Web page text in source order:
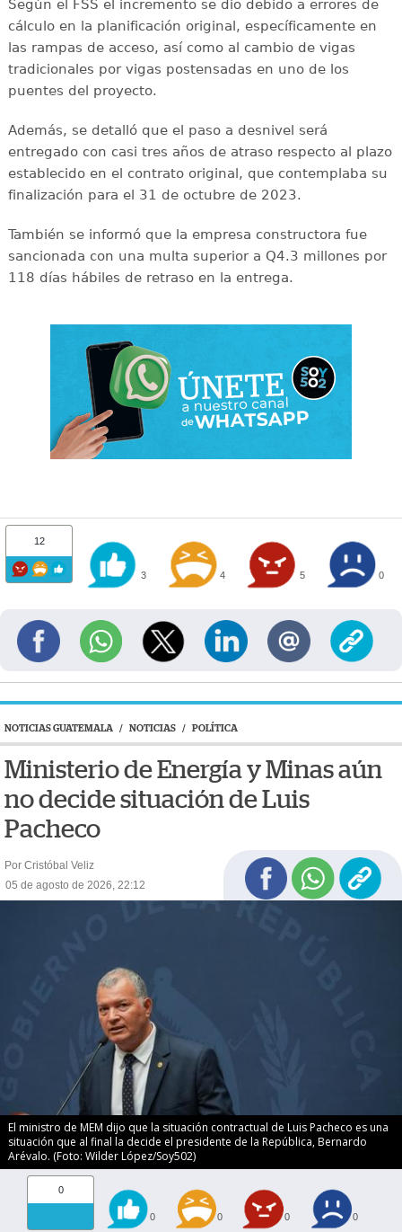
Según el FSS el incremento se dio debido a errores de
cálculo en la planificación original, específicamente en
las rampas de acceso, así como al cambio de vigas
tradicionales por vigas postensadas en uno de los
puentes del proyecto.
Además, se detalló que el paso a desnivel será
entregado con casi tres años de atraso respecto al plazo
establecido en el contrato original, que contemplaba su
finalización para el 31 de octubre de 2023.
También se informó que la empresa constructora fue
sancionada con una multa superior a Q4.3 millones por
118 días hábiles de retraso en la entrega.
12
3 4 5 0
NOTICIAS GUATEMALA / NOTICIAS / POLÍTICA
Ministerio de Energía y Minas aún
no decide situación de Luis
Pacheco
Por Cristóbal Veliz
05 de agosto de 2026, 22:12
El ministro de MEM dijo que la situación contractual de Luis Pacheco es una
situación que al final la decide el presidente de la República, Bernardo
Arévalo. (Foto: Wilder López/Soy502)
0
0 0 0 0